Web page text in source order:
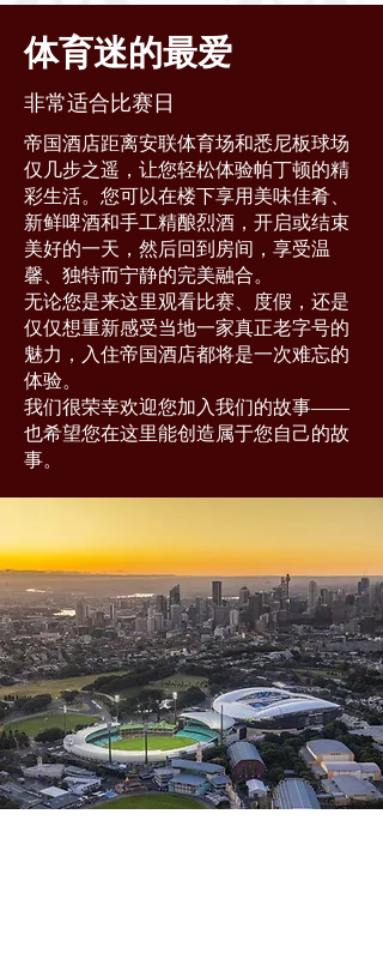
体育迷的最爱
非常适合比赛日
帝国酒店距离安联体育场和悉尼板球场
仅几步之遥，让您轻松体验帕丁顿的精
彩生活。您可以在楼下享用美味佳肴、
新鲜啤酒和手工精酿烈酒，开启或结束
美好的一天，然后回到房间，享受温
馨、独特而宁静的完美融合。
无论您是来这里观看比赛、度假，还是
仅仅想重新感受当地一家真正老字号的
魅力，入住帝国酒店都将是一次难忘的
体验。
我们很荣幸欢迎您加入我们的故事——
也希望您在这里能创造属于您自己的故
事。